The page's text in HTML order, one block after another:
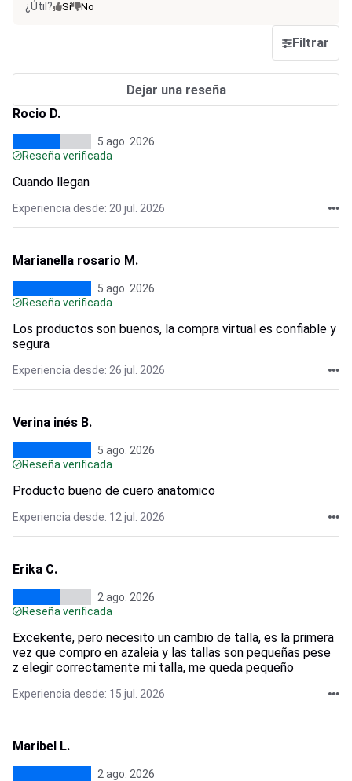
¿Útil?
Sí No
Filtrar
Dejar una reseña
Rocio D.
5 ago. 2026
Reseña verificada
Cuando llegan
Experiencia desde: 20 jul. 2026
Marianella rosario M.
5 ago. 2026
Reseña verificada
Los productos son buenos, la compra virtual es confiable y
segura
Experiencia desde: 26 jul. 2026
Verina inés B.
5 ago. 2026
Reseña verificada
Producto bueno de cuero anatomico
Experiencia desde: 12 jul. 2026
Erika C.
2 ago. 2026
Reseña verificada
Excekente, pero necesito un cambio de talla, es la primera
vez que compro en azaleia y las tallas son pequeñas pese
z elegir correctamente mi talla, me queda pequeño
Experiencia desde: 15 jul. 2026
Maribel L.
2 ago. 2026